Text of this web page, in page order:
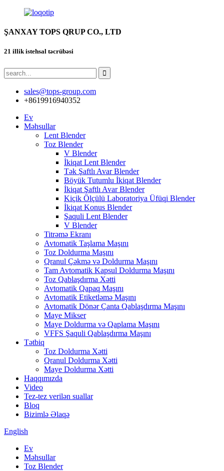
ŞANXAY TOPS QRUP CO., LTD
21 illik istehsal təcrübəsi
sales@tops-group.com
+8619916940352
Ev
Məhsullar
Lent Blender
Toz Blender
V Blender
İkiqat Lent Blender
Tək Şaftlı Avar Blender
Böyük Tutumlu İkiqat Blender
İkiqat Şaftlı Avar Blender
Kiçik Ölçülü Laboratoriya Üfüqi Blender
İkiqat Konus Blender
Şaquli Lent Blender
V Blender
Titrəmə Ekranı
Avtomatik Taşlama Maşını
Toz Doldurma Maşını
Qranul Çəkmə və Doldurma Maşını
Tam Avtomatik Kapsul Doldurma Maşını
Toz Qablaşdırma Xətti
Avtomatik Qapaq Maşını
Avtomatik Etiketləmə Maşını
Avtomatik Dönər Çanta Qablaşdırma Maşını
Maye Mikser
Maye Doldurma və Qaplama Maşını
VFFS Şaquli Qablaşdırma Maşını
Tətbiq
Toz Doldurma Xətti
Qranul Doldurma Xətti
Maye Doldurma Xətti
Haqqımızda
Video
Tez-tez verilən suallar
Bloq
Bizimlə Əlaqə
English
Ev
Məhsullar
Toz Blender